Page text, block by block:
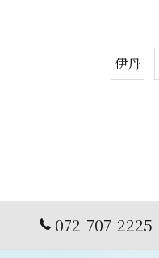
伊丹
072-707-2225